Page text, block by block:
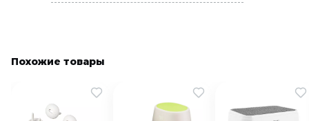
Похожие товары